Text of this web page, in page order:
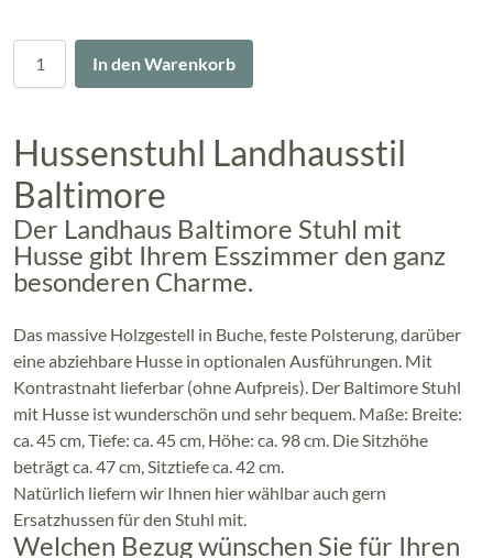
In den Warenkorb
Hussenstuhl Landhausstil
Baltimore
Der Landhaus Baltimore Stuhl mit
Husse gibt Ihrem Esszimmer den ganz
besonderen Charme.
Das massive Holzgestell in Buche, feste Polsterung, darüber
eine abziehbare Husse in optionalen Ausführungen. Mit
Kontrastnaht lieferbar (ohne Aufpreis). Der Baltimore Stuhl
mit Husse ist wunderschön und sehr bequem. Maße: Breite:
ca. 45 cm, Tiefe: ca. 45 cm, Höhe: ca. 98 cm. Die Sitzhöhe
beträgt ca. 47 cm, Sitztiefe ca. 42 cm.
Natürlich liefern wir Ihnen hier wählbar auch gern
Ersatzhussen für den Stuhl mit.
Welchen Bezug wünschen Sie für Ihren